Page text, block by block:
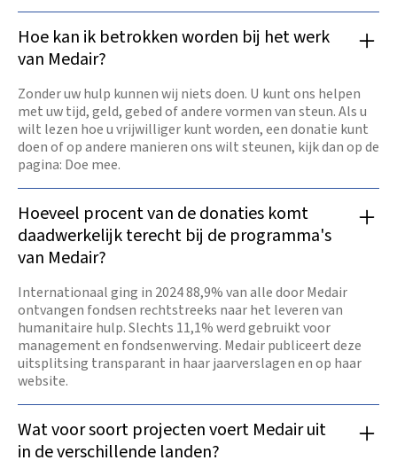
Hoe kan ik betrokken worden bij het werk
van Medair?
Zonder uw hulp kunnen wij niets doen. U kunt ons helpen
met uw tijd, geld, gebed of andere vormen van steun. Als u
wilt lezen hoe u vrijwilliger kunt worden, een donatie kunt
doen of op andere manieren ons wilt steunen, kijk dan op de
pagina: Doe mee.
Hoeveel procent van de donaties komt
daadwerkelijk terecht bij de programma's
van Medair?
Internationaal ging in 2024 88,9% van alle door Medair
ontvangen fondsen rechtstreeks naar het leveren van
humanitaire hulp. Slechts 11,1% werd gebruikt voor
management en fondsenwerving. Medair publiceert deze
uitsplitsing transparant in haar jaarverslagen en op haar
website.
Wat voor soort projecten voert Medair uit
in de verschillende landen?